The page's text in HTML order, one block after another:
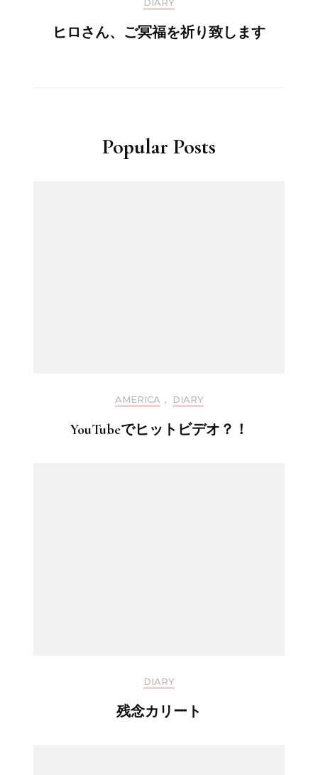
ヒロさん、ご冥福を祈り致します
Popular Posts
AMERICA , DIARY
YouTubeでヒットビデオ？！
DIARY
残念カリート